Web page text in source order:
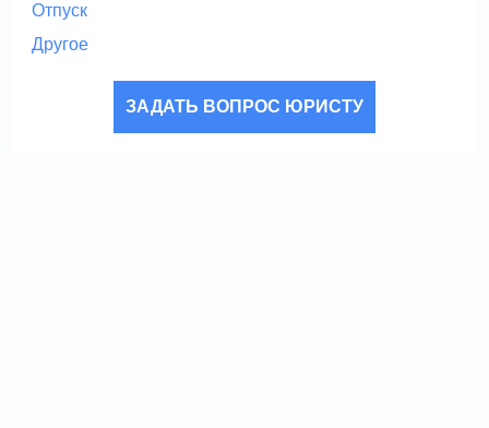
Отпуск
Другое
ЗАДАТЬ ВОПРОС ЮРИСТУ